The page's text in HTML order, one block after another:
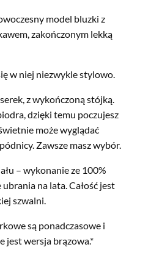
model bluzki z
zakończonym lekką
w niej niezwykle stylowo.
z wykończoną stójką.
dzięki temu poczujesz
może wyglądać
Zawsze masz wybór.
– wykonanie ze 100%
na lata. Całość jest
szwalni.
są ponadczasowe i
jest wersja brązowa.*